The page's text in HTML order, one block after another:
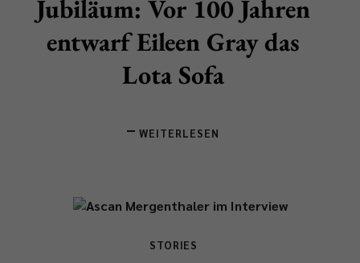
Jubiläum: Vor 100 Jahren
entwarf Eileen Gray das
Lota Sofa
WEITERLESEN
STORIES